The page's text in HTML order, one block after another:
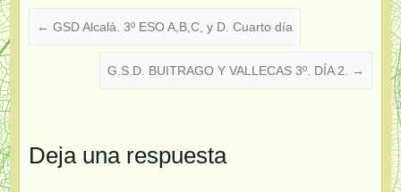
← GSD Alcalá. 3º ESO A,B,C, y D. Cuarto día
G.S.D. BUITRAGO Y VALLECAS 3º. DÍA 2. →
Deja una respuesta